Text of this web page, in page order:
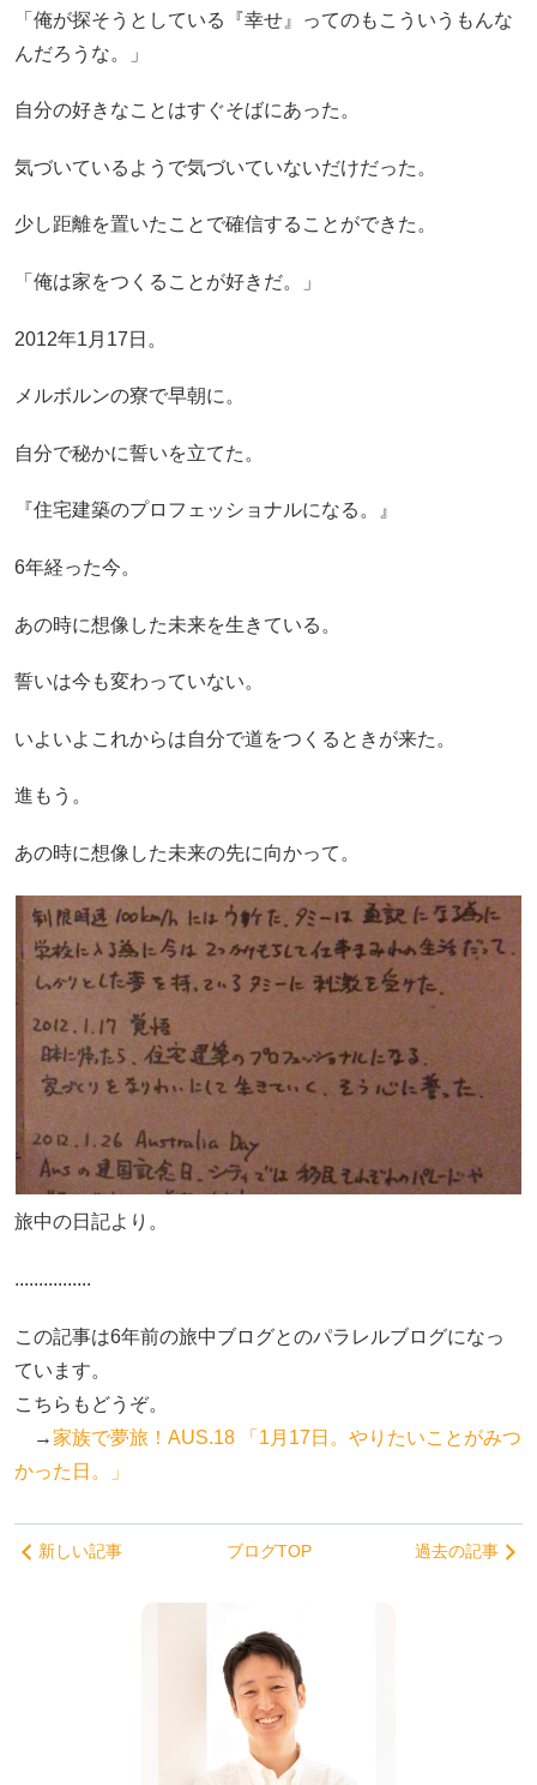
「俺が探そうとしている『幸せ』ってのもこういうもんな
んだろうな。」
自分の好きなことはすぐそばにあった。
気づいているようで気づいていないだけだった。
少し距離を置いたことで確信することができた。
「俺は家をつくることが好きだ。」
2012年1月17日。
メルボルンの寮で早朝に。
自分で秘かに誓いを立てた。
『住宅建築のプロフェッショナルになる。』
6年経った今。
あの時に想像した未来を生きている。
誓いは今も変わっていない。
いよいよこれからは自分で道をつくるときが来た。
進もう。
あの時に想像した未来の先に向かって。
旅中の日記より。
................
この記事は6年前の旅中ブログとのパラレルブログになっ
ています。
こちらもどうぞ。
→家族で夢旅！AUS.18 「1月17日。やりたいことがみつ
かった日。」
新しい記事 ブログTOP 過去の記事